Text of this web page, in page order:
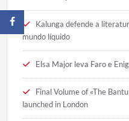
Kalunga defende a
mundo líquido
Elsa Major leva Faro e
Final Volume of «The
launched in London